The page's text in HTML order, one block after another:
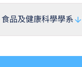
食品及健康科學學系